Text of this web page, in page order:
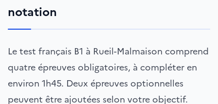
notation
Le test français B1 à Rueil-Malmaison comprend
quatre épreuves obligatoires, à compléter en
environ 1h45. Deux épreuves optionnelles
peuvent être ajoutées selon votre objectif.